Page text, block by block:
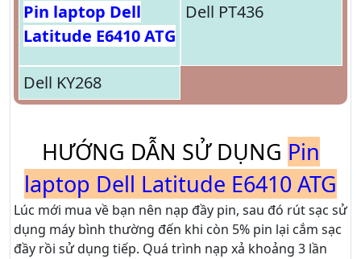
Pin laptop Dell
Latitude E6410 ATG
Dell PT436
Dell KY268
HƯỚNG DẪN SỬ DỤNG Pin
laptop Dell Latitude E6410 ATG
Lúc mới mua về bạn nên nạp đầy pin, sau đó rút sạc sử
dụng máy bình thường đến khi còn 5% pin lại cắm sạc
đầy rồi sử dụng tiếp. Quá trình nạp xả khoảng 3 lần